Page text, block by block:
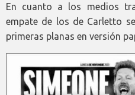
En cuanto a los medios
empate de los de Carletto
primeras planas en versión